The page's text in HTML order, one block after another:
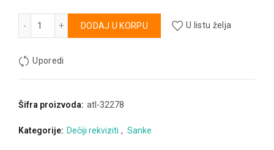
Sanke sa volanom - Alpen S Bike količina
DODAJ U KORPU
Alternative:
U listu želja
Uporedi
Šifra proizvoda: atl-32278
Kategorije: Dečiji rekviziti , Sanke